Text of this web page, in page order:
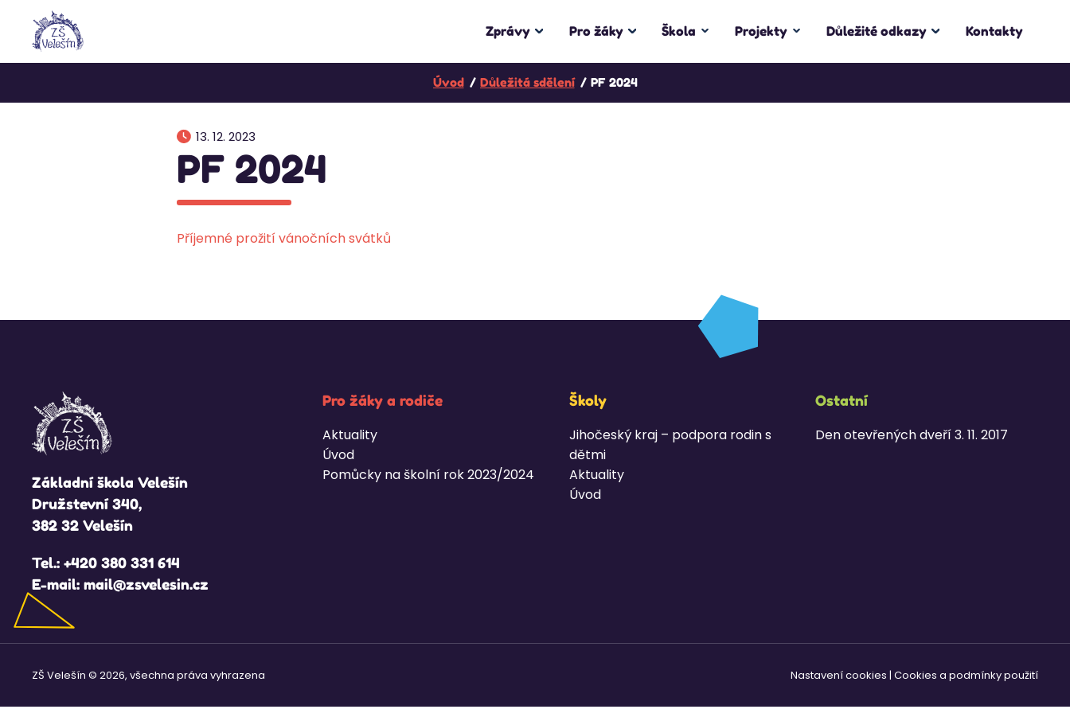
Zprávy Pro žáky Škola Projekty Důležité odkazy Kontakty
Úvod Důležitá sdělení PF 2024
13. 12. 2023
PF 2024
Příjemné prožití vánočních svátků
Základní škola Velešín
Družstevní 340,
382 32 Velešín
Tel.: +420 380 331 614
E-mail: mail@zsvelesin.cz
Pro žáky a rodiče
Aktuality
Úvod
Pomůcky na školní rok 2023/2024
Školy
Jihočeský kraj – podpora rodin s
dětmi
Aktuality
Úvod
Ostatní
Den otevřených dveří 3. 11. 2017
ZŠ Velešín © 2026, všechna práva vyhrazena Nastavení cookies | Cookies a podmínky použití